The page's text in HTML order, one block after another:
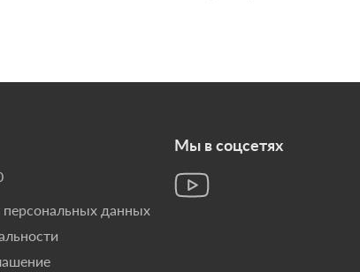
персональных данных
Мы в соцсетях